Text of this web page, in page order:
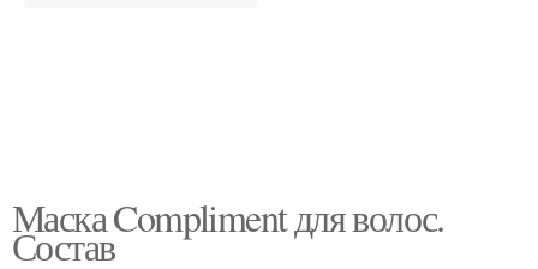
Маска Compliment для волос.
Состав